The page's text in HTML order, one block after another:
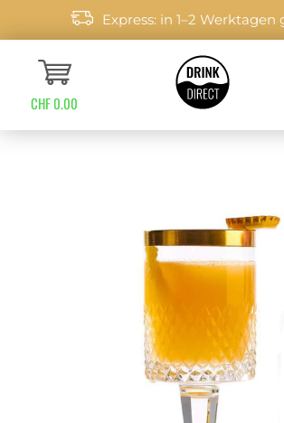
Express: in 1–2 Werktagen
CHF 0.00